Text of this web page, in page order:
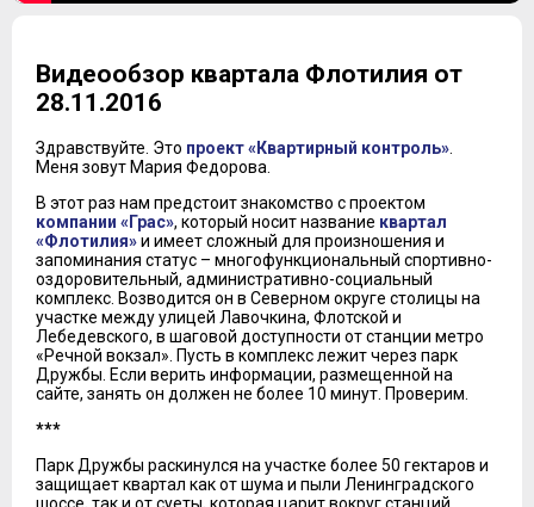
Видеообзор квартала Флотилия от
28.11.2016
Здравствуйте. Это проект «Квартирный контроль»
Меня зовут Мария Федорова.
В этот раз нам предстоит знакомство с проектом
компании «Грас», который носит название квартал
«Флотилия»и имеет сложный для произношения и
запоминания статус – многофункциональный спортивно-
оздоровительный, административно-социальный
комплекс. Возводится он в Северном округе столицы на
участке между улицей Лавочкина, Флотской и
Лебедевского, в шаговой доступности от станции метро
«Речной вокзал». Пусть в комплекс лежит через парк
Дружбы. Если верить информации, размещенной на
сайте, занять он должен не более 10 минут. Проверим.
***
Парк Дружбы раскинулся на участке более 50 гектаров и
защищает квартал как от шума и пыли Ленинградского